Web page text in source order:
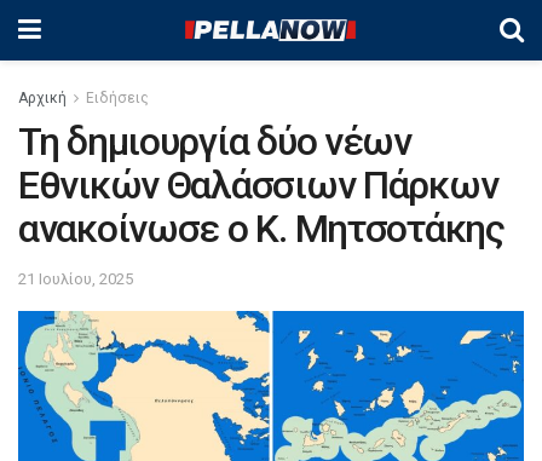
Αρχική Ειδήσεις
Τη δημιουργία δύο νέων
Εθνικών Θαλάσσιων Πάρκων
ανακοίνωσε ο Κ. Μητσοτάκης
21 Ιουλίου, 2025